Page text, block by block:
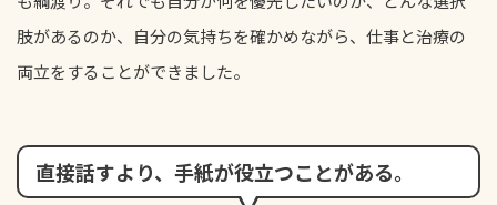
肢があるのか、自分の気持ちを確かめながら、仕事と治療の
両立をすることができました。
直接話すより、手紙が役立つことがある。